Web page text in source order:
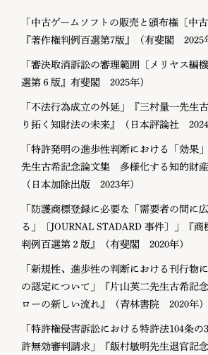
「中古ゲームソフトの販売と頒布権〔中
『著作権判例百選第7版』（有斐閣 2025
「審決取消訴訟の審理範囲〔メリヤス編
選第６版』有斐閣 2025年）
「不法行為成立の外延」『三村量一先
り拓く知財法の未来』（日本評論社 2024
「特許発明の進歩性判断における「効果
先生古希記念論文集 多様化する知的財産
（日本加除出版 2023年）
「防護商標登録に必要な「需要者の間に
る」〔JOURNAL STADARD 事件〕」『
判例百選第２版』（有斐閣 2020年）
「新規性、進歩性の判断における刊行物
の認定について」『片山英二先生古希記
ローの新しい流れ』（青林書院 2020年）
「特許権侵害訴訟における特許法104条
許無効審判請求」『飯村敏明先生退官記